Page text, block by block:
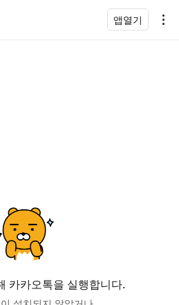
앱열기
카카오톡을 실행합니다.